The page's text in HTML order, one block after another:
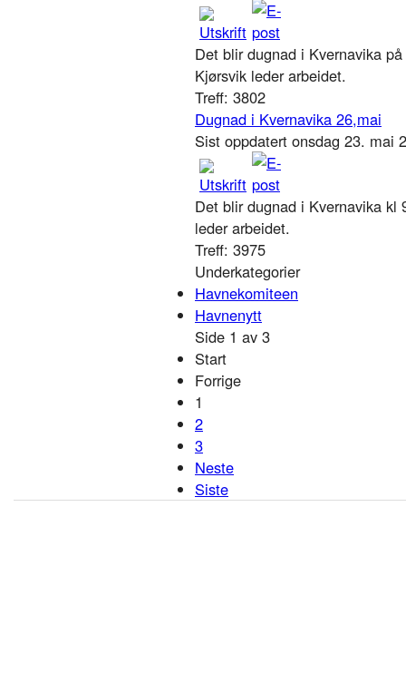
Det blir dugnad i Kvernavika
Kjørsvik leder arbeidet.
Treff: 3802
Dugnad i Kvernavika 26,mai
Sist oppdatert onsdag 23. mai
Det blir dugnad i Kvernavika
leder arbeidet.
Treff: 3975
Underkategorier
Havnekomiteen
Havnenytt
Side 1 av 3
Start
Forrige
1
2
3
Neste
Siste